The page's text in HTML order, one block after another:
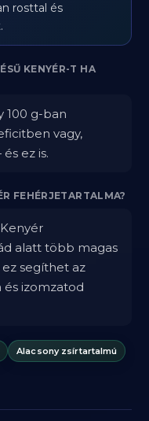
rosttal és
KENYÉR-T HA
100 g-ban
vagy,
ez is.
FEHÉRJETARTALMA?
alatt több magas
segíthet az
izomzatod
Alacsony zsírtartalmú